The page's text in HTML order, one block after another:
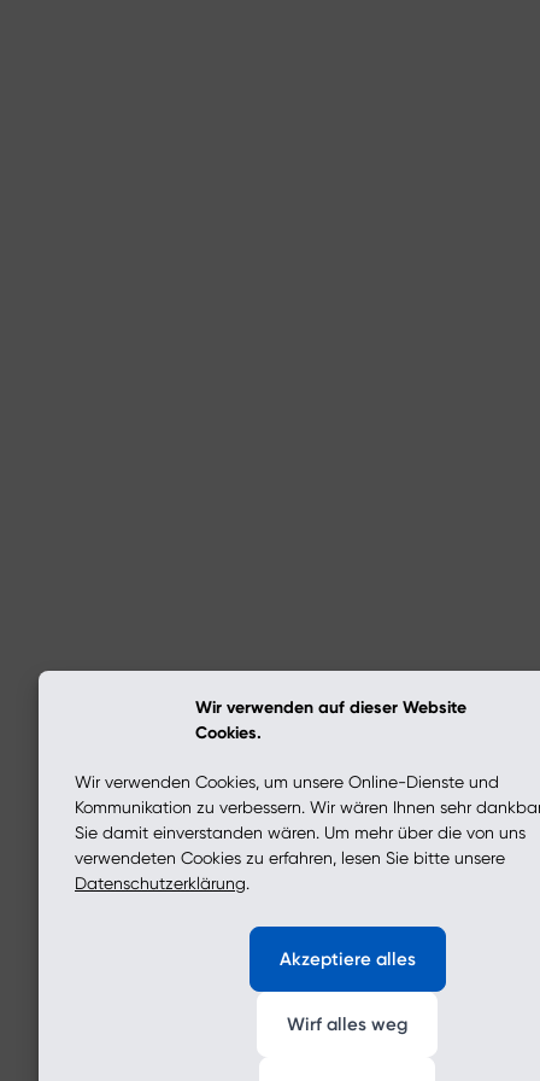
Wir verwenden auf dieser Website
Cookies.
Wir verwenden Cookies, um unsere Online-Dienste und
Kommunikation zu verbessern. Wir wären Ihnen sehr
Sie damit einverstanden wären. Um mehr über die von uns
verwendeten Cookies zu erfahren, lesen Sie bitte unsere
Datenschutzerklärung.
Akzeptiere alles
Wirf alles weg